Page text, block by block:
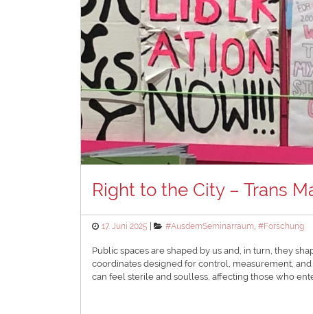
Right to the City – Trans
Posted
17. Juni 2025 Categories
#AusdemSeminarraum,#Forschung
Public spaces are shaped by us and, in turn, they
coordinates designed for control, measurement,
can feel sterile and soulless, affecting those who